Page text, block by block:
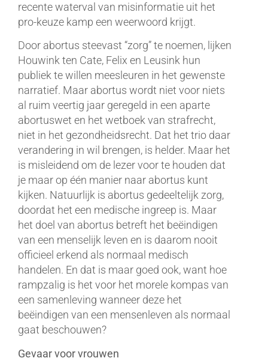
recente waterval van misinformatie uit het
pro-keuze kamp een weerwoord krijgt.
Door abortus steevast “zorg” te noemen, lijken
Houwink ten Cate, Felix en Leusink hun
publiek te willen meesleuren in het gewenste
narratief. Maar abortus wordt niet voor niets
al ruim veertig jaar geregeld in een aparte
abortuswet en het wetboek van strafrecht,
niet in het gezondheidsrecht. Dat het trio daar
verandering in wil brengen, is helder. Maar het
is misleidend om de lezer voor te houden dat
je maar op één manier naar abortus kunt
kijken. Natuurlijk is abortus gedeeltelijk zorg,
doordat het een medische ingreep is. Maar
het doel van abortus betreft het beëindigen
van een menselijk leven en is daarom nooit
officieel erkend als normaal medisch
handelen. En dat is maar goed ook, want hoe
rampzalig is het voor het morele kompas van
een samenleving wanneer deze het
beëindigen van een mensenleven als normaal
gaat beschouwen?
Gevaar voor vrouwen